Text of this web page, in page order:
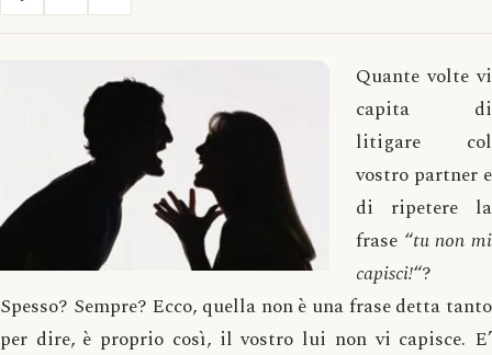
Quante volte vi
capita di
litigare col
vostro partner e
di ripetere la
frase “tu non mi
capisci!“?
Spesso? Sempre? Ecco, quella non è una frase detta tanto
per dire, è proprio così, il vostro lui non vi capisce. E’